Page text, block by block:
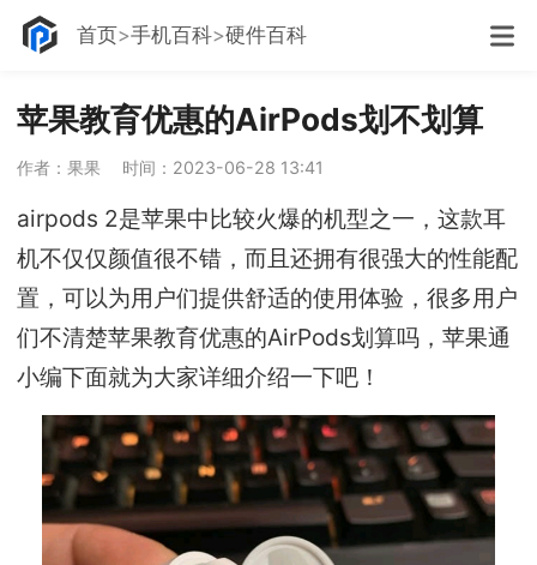
首页 手机百科 硬件百科
苹果教育优惠的AirPods划不划算
作者：果果 时间：2023-06-28 13:41
airpods 2是苹果中比较火爆的机型之一，这款耳
机不仅仅颜值很不错，而且还拥有很强大的性能配
置，可以为用户们提供舒适的使用体验，很多用户
们不清楚苹果教育优惠的AirPods划算吗，苹果通
小编下面就为大家详细介绍一下吧！